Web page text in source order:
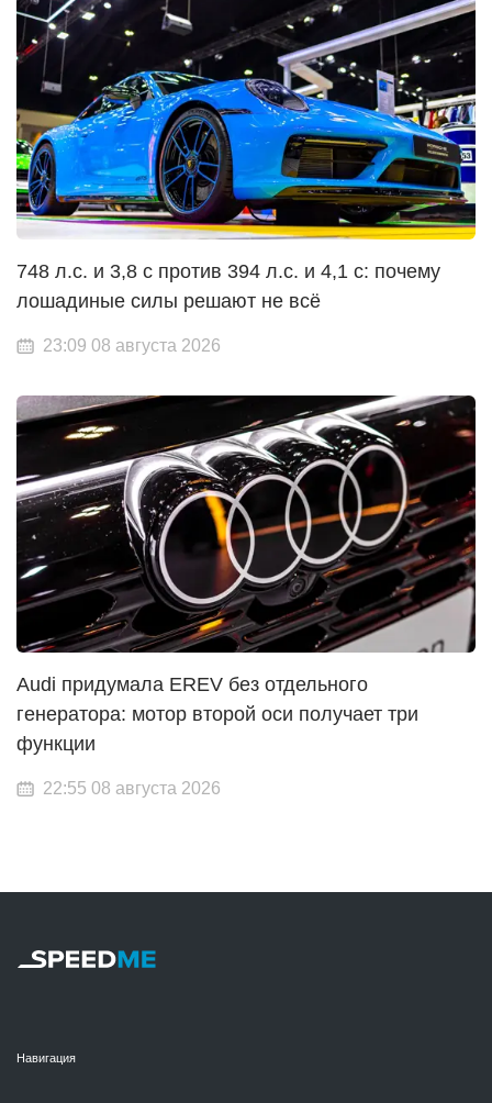
748 л.с. и 3,8 с против 394 л.с. и 4,1 с: почему
лошадиные силы решают не всё
23:09 08 августа 2026
Audi придумала EREV без отдельного
генератора: мотор второй оси получает три
функции
22:55 08 августа 2026
Навигация